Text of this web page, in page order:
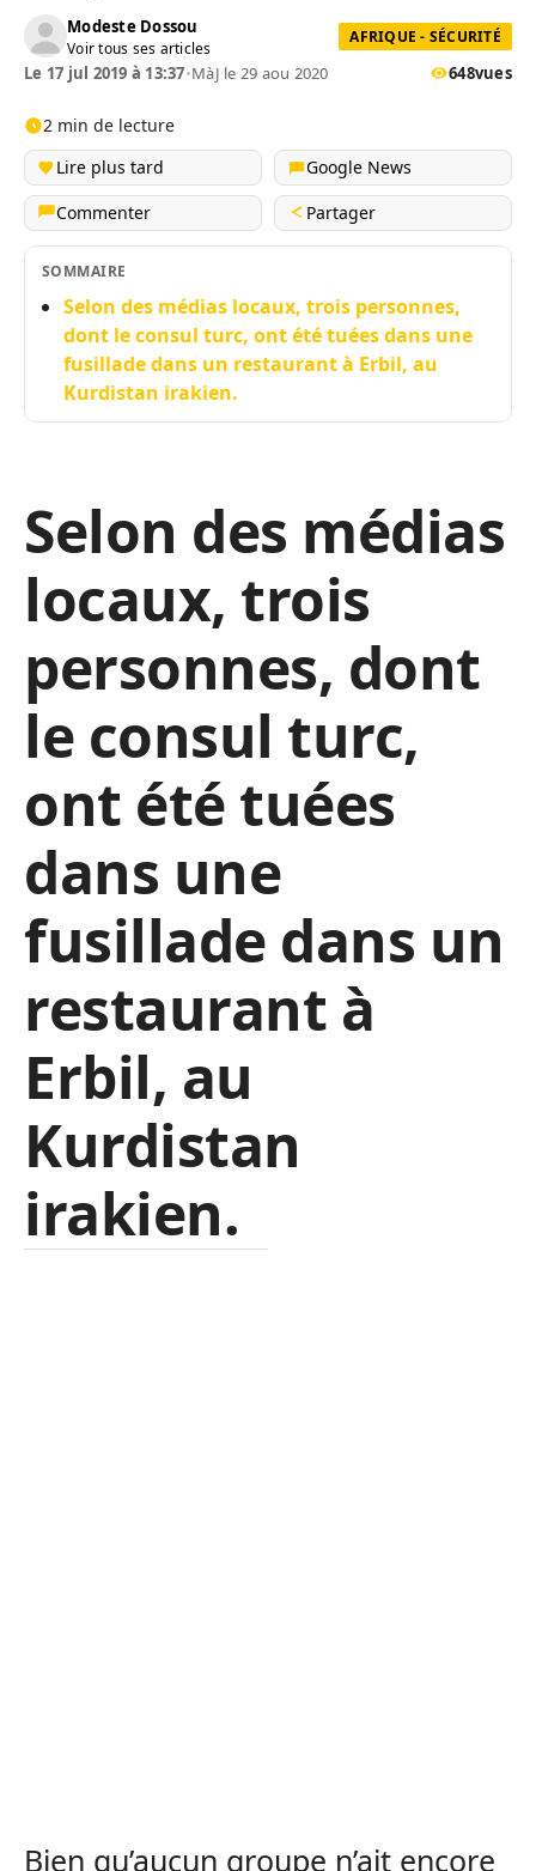
Modeste Dossou
Voir tous ses articles
AFRIQUE - SÉCURITÉ
Le 17 jul 2019 à 13:37•MàJ le 29 aou 2020 648vues
2 min de lecture
Lire plus tard
Google News
Commenter
Partager
SOMMAIRE
Selon des médias locaux, trois personnes,
dont le consul turc, ont été tuées dans une
fusillade dans un restaurant à Erbil, au
Kurdistan irakien.
Selon des médias
locaux, trois
personnes, dont
le consul turc,
ont été tuées
dans une
fusillade dans un
restaurant à
Erbil, au
Kurdistan
irakien.
Bien qu’aucun groupe n’ait encore